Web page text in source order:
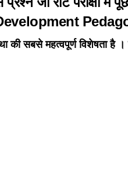
की सबसे महत्वपूर्ण विशेषता है